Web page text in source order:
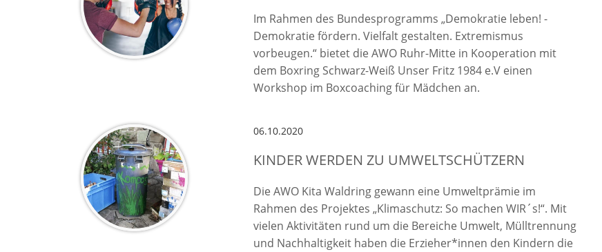
Im Rahmen des Bundesprogramms „Demokratie leben! -
Demokratie fördern. Vielfalt gestalten. Extremismus
vorbeugen.“ bietet die AWO Ruhr-Mitte in Kooperation mit
dem Boxring Schwarz-Weiß Unser Fritz 1984 e.V einen
Workshop im Boxcoaching für Mädchen an.
06.10.2020
KINDER WERDEN ZU UMWELTSCHÜTZERN
Die AWO Kita Waldring gewann eine Umweltprämie im
Rahmen des Projektes „Klimaschutz: So machen WIR´s!“. Mit
vielen Aktivitäten rund um die Bereiche Umwelt, Mülltrennung
und Nachhaltigkeit haben die Erzieher*innen den Kindern die